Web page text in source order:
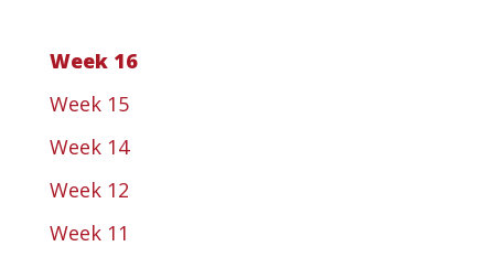
Week 16
Week 15
Week 14
Week 12
Week 11